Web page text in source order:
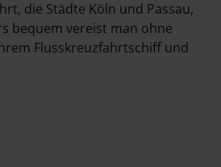
die Städte Köln und Passau,
bequem vereist man ohne
Flusskreuzfahrtschiff und